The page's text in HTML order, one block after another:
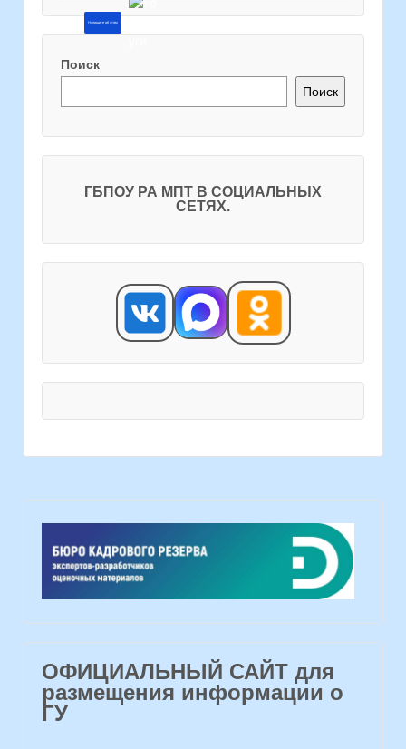
Напишите об этом
Поиск
Поиск
ГБПОУ РА МПТ В СОЦИАЛЬНЫХ
СЕТЯХ.
ОФИЦИАЛЬНЫЙ САЙТ для
размещения информации о
ГУ